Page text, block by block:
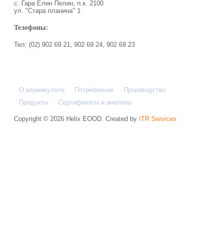
с. Гара Елин Пелин, п.к. 2100
ул. "Стара планина" 1
Телефоны:
Тел: (02) 902 69 21, 902 69 24, 902 69 23
О вермикулите Потребление
Производство
Продукты
Сертификаты и анализы
Copyright © 2026 Helix EOOD. Created by ITR Services